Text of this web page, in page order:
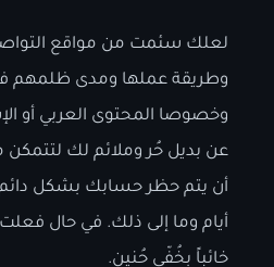
لعلك سئمت من مواقع التواصل
وطريقة عملها ومدى ظلمهم
وخصوصا المحتوى العربي أو
عن بديل حُر وملائم لك لتتمكن
أيام وما إلى ذلك. في حال
خائباً بخُفّي حُنين.